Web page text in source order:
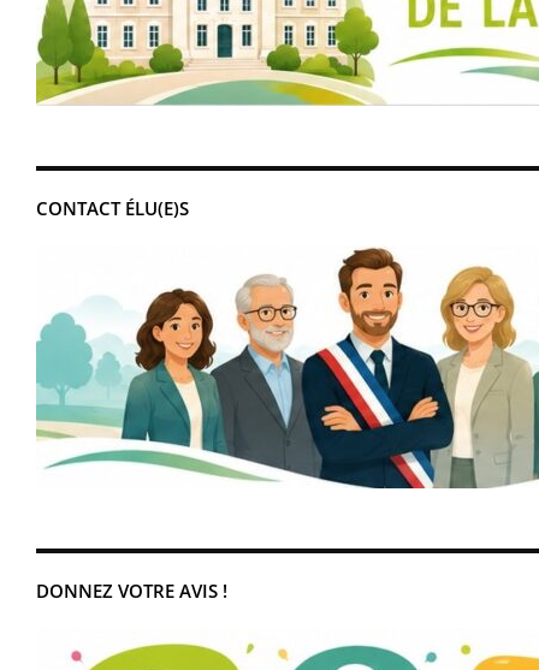
CONTACT ÉLU(E)S
DONNEZ VOTRE AVIS !